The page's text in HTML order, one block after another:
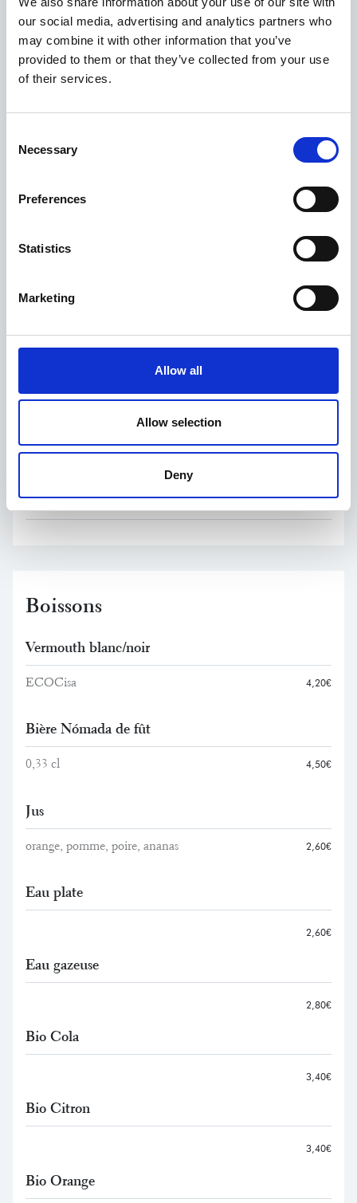
our social media, advertising and analytics partners who
may combine it with other information that you’ve
provided to them or that they’ve collected from your use
of their services.
Selection
Necessary
Preferences
Statistics
Marketing
Allow all
Allow selection
Deny
(saucisson catalan)
15,00€
Chips Espinaler, Gildas aux anchois,Fromage
Veuillez consulter notre personnel de salle si vous
avez des allergies ou des intolérances.
Boissons
Vermouth blanc/noir
ECOCisa 4,20€
Bière Nómada de fût
0,33 cl 4,50€
Jus
orange, pomme, poire, ananas 2,60€
Eau plate
2,60€
Eau gazeuse
2,80€
Bio Cola
3,40€
Bio Citron
3,40€
Bio Orange